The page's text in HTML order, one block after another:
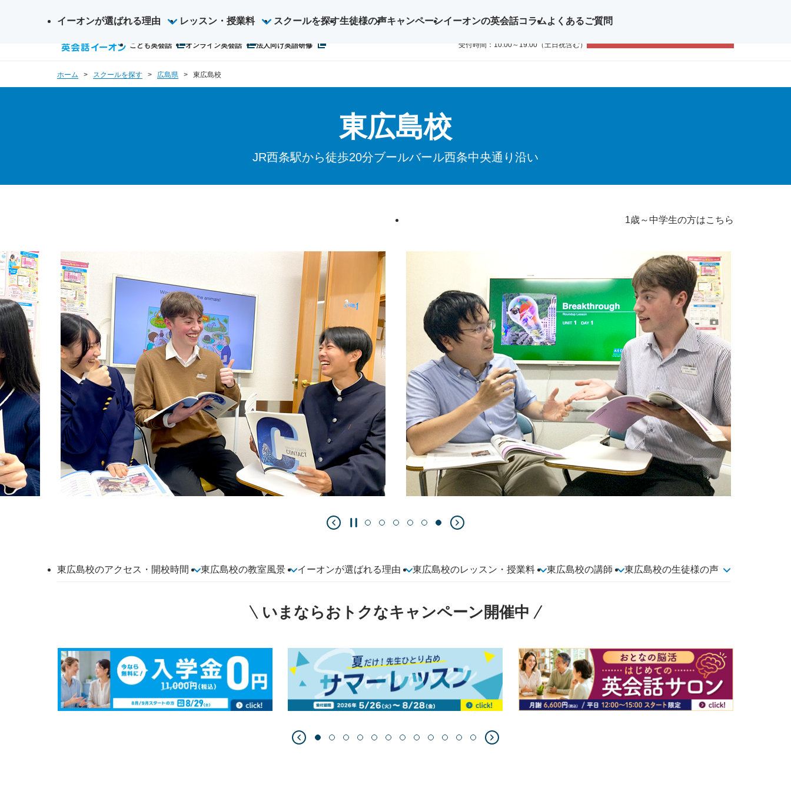
サ
ト
検
索
こども英会話 オンライン英会話 法人向け英語研修
ご予約・お問い合わせ
受付時間：10:00～19:00（土日祝含む）
イーオンが選ばれる理由 レッスン・授業料 スクールを探す生徒様の声キャンペーンイーオンの英会話コラムよくあるご質問
ホーム スクールを探す 広島県 東広島校
東広島校
JR西条駅から徒歩20分ブールバール西条中央通り沿い
1歳～中学生の方はこちら
東広島校のアクセス・開校時間 東広島校の教室風景 イーオンが選ばれる理由 東広島校のレッスン・授業料 東広島校の講師 東広島校の生徒様の声
いまならおトクなキャンペーン開催中